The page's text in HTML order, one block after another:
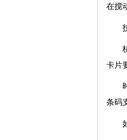
在搅
卡片
条码